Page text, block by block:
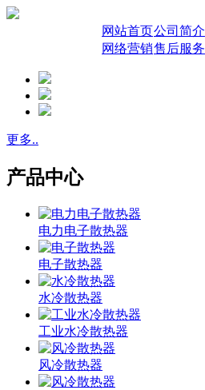
网站首页公司简介
网络营销售后服务
更多..
产品中心
电力电子散热器
电子散热器
水冷散热器
工业水冷散热器
风冷散热器